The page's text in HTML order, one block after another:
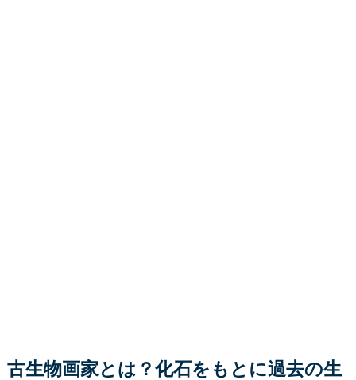
古生物画家とは？化石をもとに過去の生